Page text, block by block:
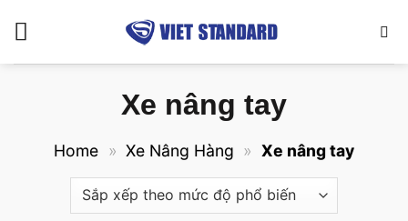
qua
nội
Xe nâng tay
Home » Xe Nâng Hàng » Xe nâng tay